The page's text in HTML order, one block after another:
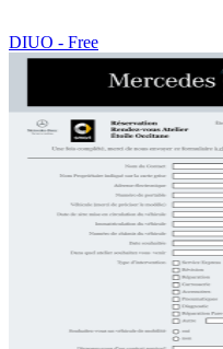
DIUO - Free